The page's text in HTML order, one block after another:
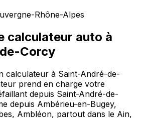
Rhône-Alpes
calculateur auto à
Corcy
calculateur à Saint-André-de-
prend en charge votre
depuis Saint-André-de-
depuis Ambérieu-en-Bugey,
Ambléon, partout dans le Ain,